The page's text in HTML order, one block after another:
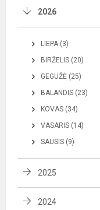
2026
LIEPA (3)
BIRŽELIS (20)
GEGUŽĖ (25)
BALANDIS (23)
KOVAS (34)
VASARIS (14)
SAUSIS (9)
2025
2024